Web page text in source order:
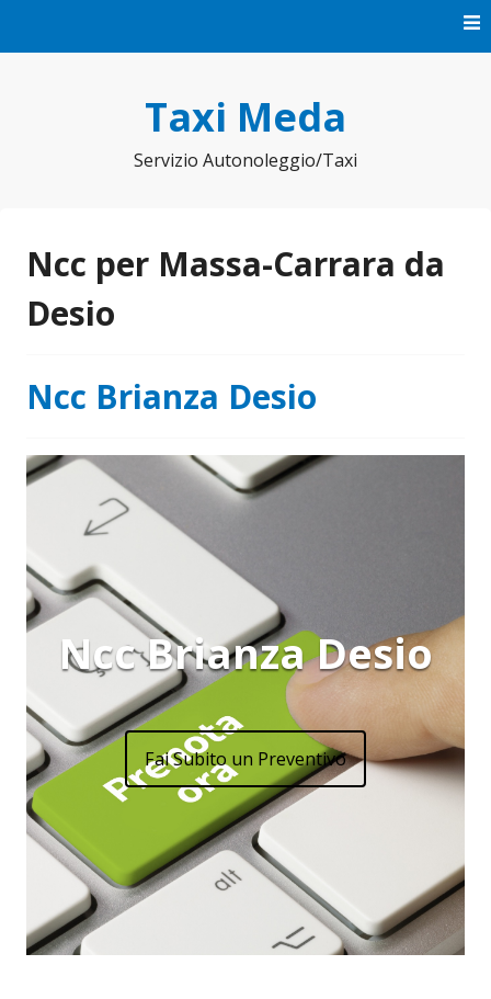
Taxi Meda
Servizio Autonoleggio/Taxi
Ncc per Massa-Carrara da
Desio
Ncc Brianza Desio
Ncc Brianza Desio
Fai Subito un Preventivo